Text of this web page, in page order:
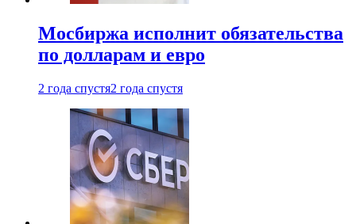
Мосбиржа исполнит обязательства
по долларам и евро
2 года спустя2 года спустя